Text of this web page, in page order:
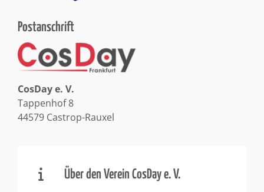
Postanschrift
CosDay e. V.
Tappenhof 8
44579 Castrop-Rauxel
Über den Verein CosDay e. V.